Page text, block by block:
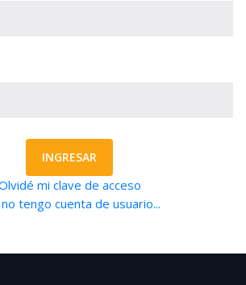
INGRESAR
mi clave de acceso
no tengo cuenta de usuario...